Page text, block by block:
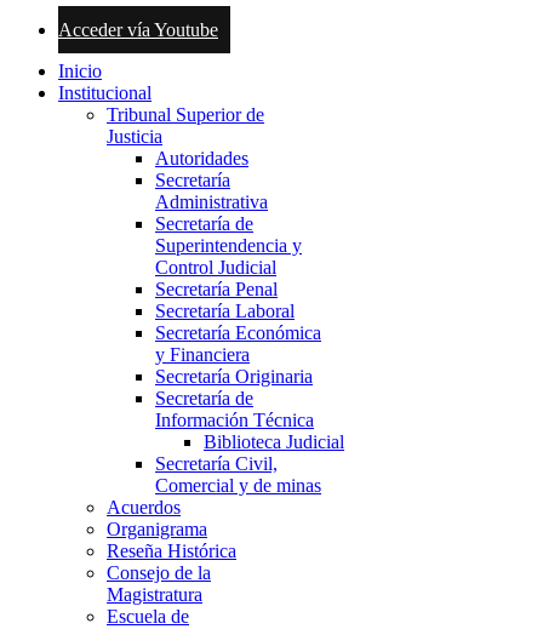
Acceder vía Youtube
Inicio
Institucional
Tribunal Superior de
Justicia
Autoridades
Secretaría
Administrativa
Secretaría de
Superintendencia y
Control Judicial
Secretaría Penal
Secretaría Laboral
Secretaría Económica
y Financiera
Secretaría Originaria
Secretaría de
Información Técnica
Biblioteca Judicial
Secretaría Civil,
Comercial y de minas
Acuerdos
Organigrama
Reseña Histórica
Consejo de la
Magistratura
Escuela de